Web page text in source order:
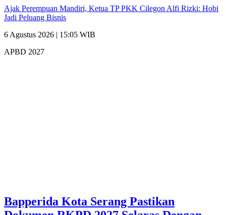
Ajak Perempuan Mandiri, Ketua TP PKK Cilegon Alfi Rizki: Hobi
Jadi Peluang Bisnis
6 Agustus 2026 | 15:05 WIB
APBD 2027
Bapperida Kota Serang Pastikan